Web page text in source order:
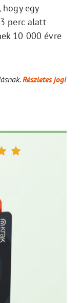
egy
perc alatt
10 000 évre
Részletes jogi